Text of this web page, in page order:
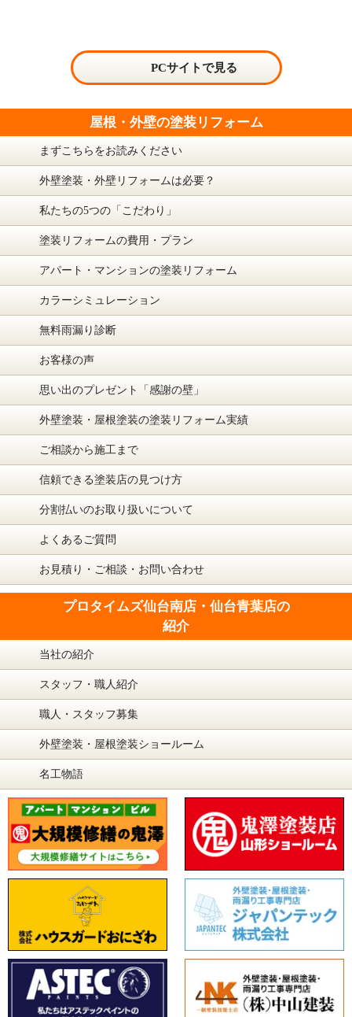
PCサイトで見る
屋根・外壁の塗装リフォーム
まずこちらをお読みください
外壁塗装・外壁リフォームは必要？
私たちの5つの「こだわり」
塗装リフォームの費用・プラン
アパート・マンションの塗装リフォーム
カラーシミュレーション
無料雨漏り診断
お客様の声
思い出のプレゼント「感謝の壁」
外壁塗装・屋根塗装の塗装リフォーム実績
ご相談から施工まで
信頼できる塗装店の見つけ方
分割払いのお取り扱いについて
よくあるご質問
お見積り・ご相談・お問い合わせ
プロタイムズ仙台南店・仙台青葉店の
紹介
当社の紹介
スタッフ・職人紹介
職人・スタッフ募集
外壁塗装・屋根塗装ショールーム
名工物語